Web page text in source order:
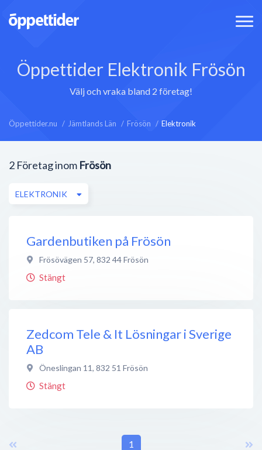
Öppettider Elektronik Frösön
Välj och vraka bland 2 företag!
Öppettider.nu Jämtlands Län Frösön Elektronik
2 Företag inom Frösön
ELEKTRONIK
Gardenbutiken på Frösön
Frösövägen 57, 832 44Frösön
Stängt
Zedcom Tele & It Lösningar i Sverige
AB
Öneslingan 11, 832 51 Frösön
Stängt
1